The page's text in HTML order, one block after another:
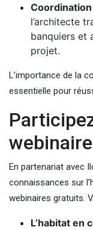
l’architecte
banquiers et
projet.
L’importance de la
essentielle pour
En partenariat avec
connaissances sur
webinaires gratuits.
L’habitat en